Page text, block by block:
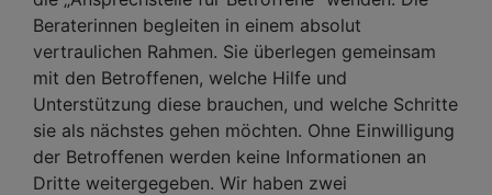
Beraterinnen begleiten in einem absolut
vertraulichen Rahmen. Sie überlegen gemeinsam
mit den Betroffenen, welche Hilfe und
Unterstützung diese brauchen, und welche Schritte
sie als nächstes gehen möchten. Ohne Einwilligung
der Betroffenen werden keine Informationen an
Dritte weitergegeben. Wir haben zwei